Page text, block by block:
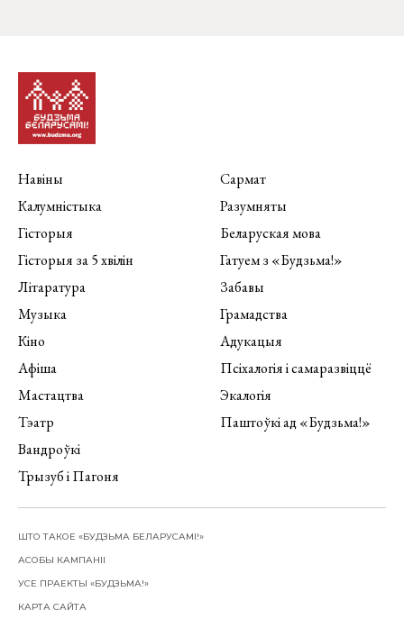
Навіны
Калумністыка
Гісторыя
Гісторыя за 5 хвілін
Літаратура
Музыка
Кіно
Афіша
Мастацтва
Тэатр
Вандроўкі
Трызуб і Пагоня
Сармат
Разумняты
Беларуская мова
Гатуем з «Будзьма!»
Забавы
Грамадства
Адукацыя
Псіхалогія і самаразвіццё
Экалогія
Паштоўкі ад «Будзьма!»
ШТО ТАКОЕ «БУДЗЬМА БЕЛАРУСАМІ!»
АСОБЫ КАМПАНІІ
УСЕ ПРАЕКТЫ «БУДЗЬМА!»
КАРТА САЙТА